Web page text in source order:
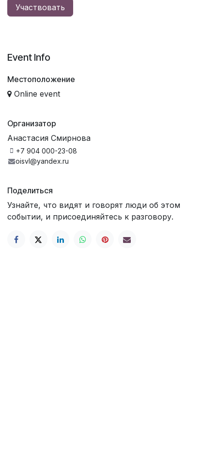
Участвовать
Event Info
Местоположение
Online event
Организатор
Анастасия Смирнова
+7 904 000-23-08
oisvl@yandex.ru
Поделиться
Узнайте, что видят и говорят люди об этом
событии, и присоединяйтесь к разговору.